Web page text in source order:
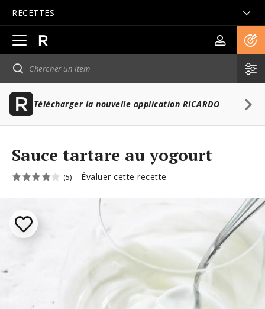
RECETTES
Ouvrir
la
navigation
principale
Télécharger la nouvelle application RICARDO
Sauce tartare au yogourt
(5) Évaluer cette recette